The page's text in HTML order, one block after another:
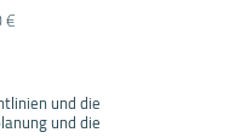
€
und die
und die